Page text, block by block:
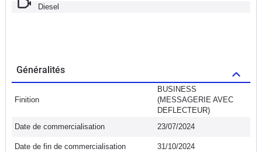
Diesel
Généralités
Finition
BUSINESS
(MESSAGERIE AVEC
DEFLECTEUR)
Date de commercialisation
23/07/2024
Date de fin de commercialisation 31/10/2024